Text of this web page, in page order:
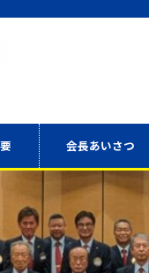
会長あいさつ